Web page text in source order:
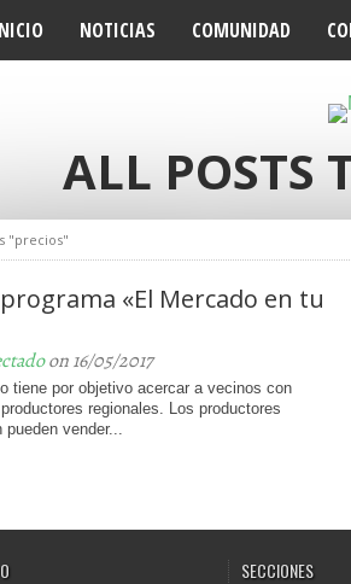
NOTICIAS COMUNIDAD
ALL POSTS
"precios"
«El Mercado en tu
on 16/05/2017
tiene por objetivo acercar a vecinos con
regionales. Los productores
pueden vender...
SECCIONES